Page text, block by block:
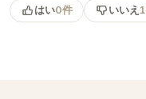
はい0件 いいえ